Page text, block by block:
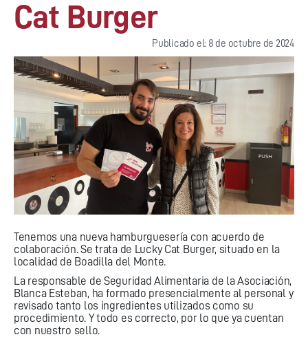
Cat Burger
Publicado el: 8 de octubre de 2024
Tenemos una nueva hamburguesería con acuerdo de
colaboración. Se trata de Lucky Cat Burger, situado en la
localidad de Boadilla del Monte.
La responsable de Seguridad Alimentaria de la Asociación,
Blanca Esteban, ha formado presencialmente al personal y
revisado tanto los ingredientes utilizados como su
procedimiento. Y todo es correcto, por lo que ya cuentan
con nuestro sello.